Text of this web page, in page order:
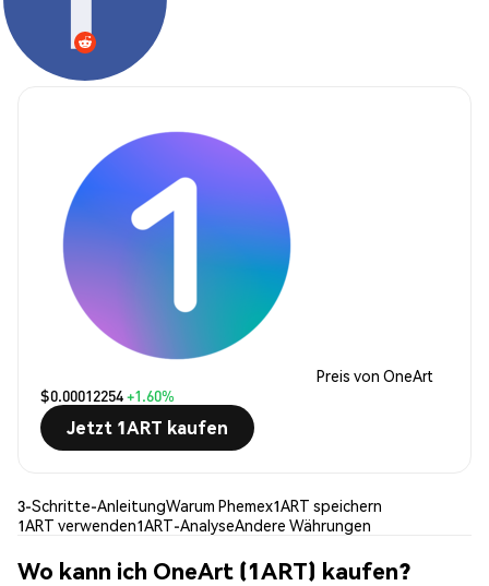
Preis von OneArt
$0.00012254+1.60%
Jetzt 1ART kaufen
3-Schritte-AnleitungWarum Phemex1ART speichern
1ART verwenden1ART-AnalyseAndere Währungen
Wo kann ich OneArt (1ART) kaufen?